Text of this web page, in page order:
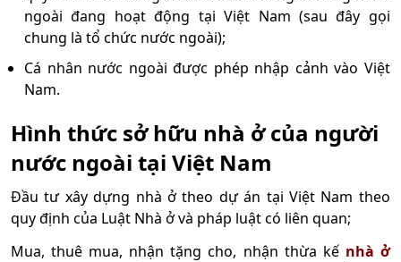
ngoài đang hoạt động tại Việt Nam (sau đây gọi
chung là tổ chức nước ngoài);
Cá nhân nước ngoài được phép nhập cảnh vào Việt
Nam.
Hình thức sở hữu nhà ở của người
nước ngoài tại Việt Nam
Đầu tư xây dựng nhà ở theo dự án tại Việt Nam theo
quy định của Luật Nhà ở và pháp luật có liên quan;
Mua, thuê mua, nhận tặng cho, nhận thừa kế nhà ở